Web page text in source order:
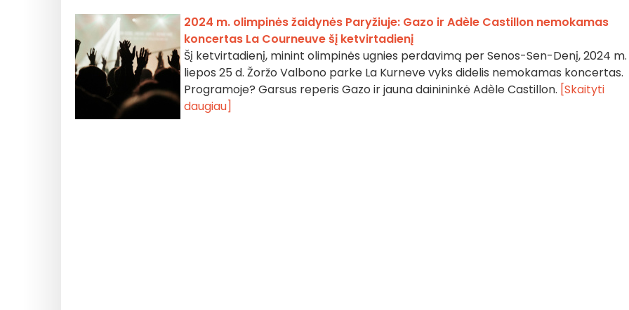
2024 m. olimpinės žaidynės Paryžiuje: Gazo ir Adèle Castillon nemokamas
koncertas La Courneuve šį ketvirtadienį
Šį ketvirtadienį, minint olimpinės ugnies perdavimą per Senos-Sen-Denį, 2024 m.
liepos 25 d. Žoržo Valbono parke La Kurneve vyks didelis nemokamas koncertas.
Programoje? Garsus reperis Gazo ir jauna dainininkė Adèle Castillon. [Skaityti
daugiau]